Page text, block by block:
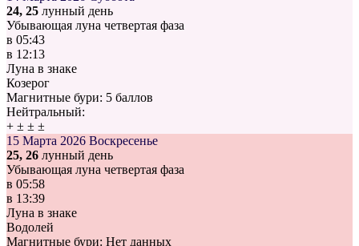
24, 25 лунный день
Убывающая луна четвертая фаза
в 05:43
в 12:13
Луна в знаке
Козерог
Магнитные бури: 5 баллов
Нейтральный:
+ ± ± ±
15 Марта 2026 Воскресенье
25, 26 лунный день
Убывающая луна четвертая фаза
в 05:58
в 13:39
Луна в знаке
Водолей
Магнитные бури: Нет данных